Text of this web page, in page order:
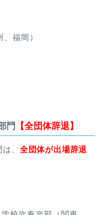
福岡）
門 【全団体辞退】
、 全団体が出場辞退